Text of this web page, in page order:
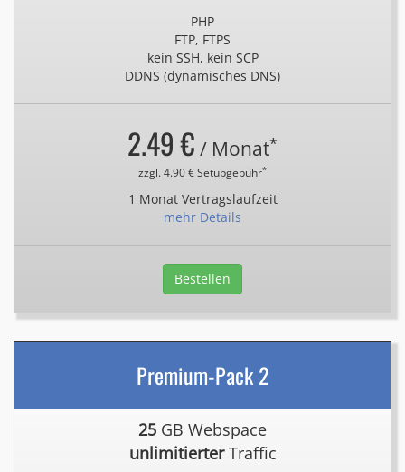
PHP
FTP, FTPS
kein SSH, kein SCP
DDNS (dynamisches DNS)
2.49 € / Monat*
zzgl. 4.90 € Setupgebühr*
1 Monat Vertragslaufzeit
mehr Details
Bestellen
Premium-Pack 2
25 GB Webspace
unlimitierterTraffic